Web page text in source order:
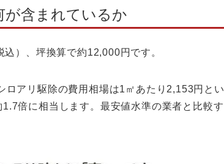
が含まれているか
）、坪換算で約12,000円です。
アリ駆除の費用相場は1㎡あたり2,153円とい
倍に相当します。最安値水準の業者と比較す